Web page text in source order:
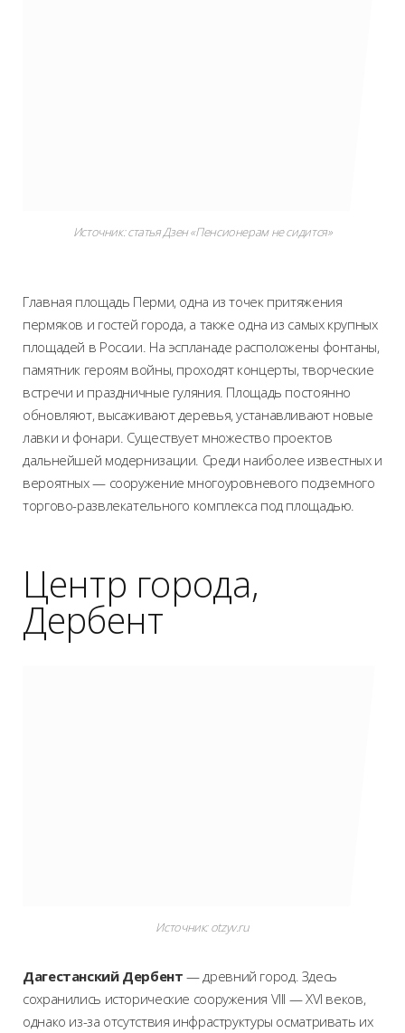
Источник: статья Дзен «Пенсионерам не сидится»
Главная площадь Перми, одна из точек притяжения
пермяков и гостей города, а также одна из самых крупных
площадей в России. На эспланаде расположены фонтаны,
памятник героям войны, проходят концерты, творческие
встречи и праздничные гуляния. Площадь постоянно
обновляют, высаживают деревья, устанавливают новые
лавки и фонари. Существует множество проектов
дальнейшей модернизации. Среди наиболее известных и
вероятных — сооружение многоуровневого подземного
торгово-развлекательного комплекса под площадью.
Центр города,
Дербент
Источник:otzyv.ru
Дагестанский Дербент — древний город. Здесь
сохранились исторические сооружения VIII — XVI веков,
однако из-за отсутствия инфраструктуры осматривать их